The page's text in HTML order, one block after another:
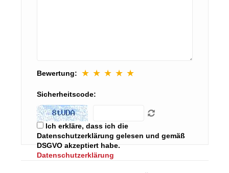
Bewertung: ★ ★ ★ ★ ★
Sicherheitscode:
Ich erkläre, dass ich die
Datenschutzerklärung gelesen und gemäß
DSGVO akzeptiert habe.
Datenschutzerklärung